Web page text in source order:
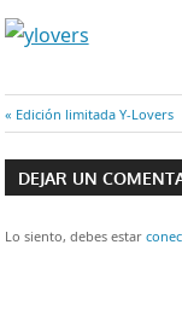
de
entradas
Entrada
anterior:
Edición limitada Y-Lovers
DEJAR UN
Lo siento, debes estar